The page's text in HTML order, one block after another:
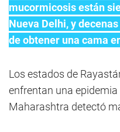
mucormicosis están
Nueva Delhi, y
de obtener una cama
Los estados de
enfrentan una epidemia
Maharashtra detectó